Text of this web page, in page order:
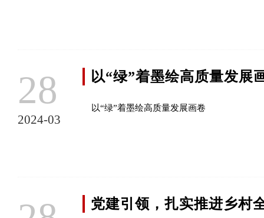
28
2024-03
以“绿”着墨绘高质量发展
以“绿”着墨绘高质量发展画卷
党建引领，扎实推进乡村